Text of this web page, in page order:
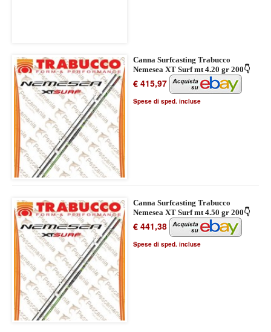
Canna Surfcasting Trabucco
Nemesea XT Surf mt 4.20 gr 200👇
€ 415,97
Spese di sped. incluse
Canna Surfcasting Trabucco
Nemesea XT Surf mt 4.50 gr 200👇
€ 441,38
Spese di sped. incluse